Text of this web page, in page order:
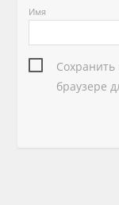
Имя
браузере